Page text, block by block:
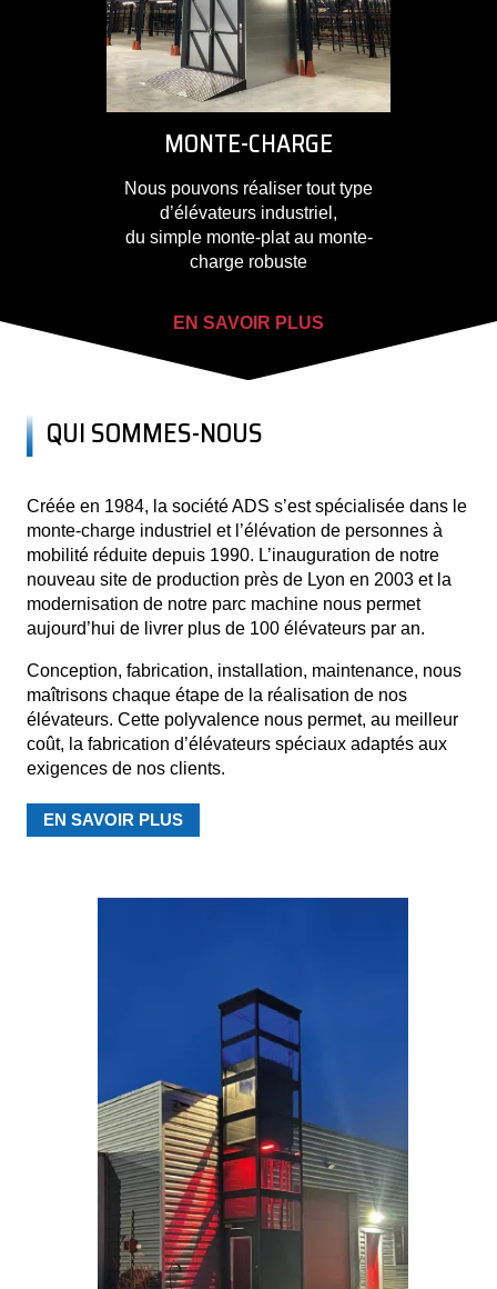
MONTE-CHARGE
Nous pouvons réaliser tout type
d’élévateurs industriel,
du simple monte-plat au monte-
charge robuste
EN SAVOIR PLUS
QUI SOMMES-NOUS
Créée en 1984, la société ADS s’est spécialisée dans le
monte-charge industriel et l’élévation de personnes à
mobilité réduite depuis 1990. L’inauguration de notre
nouveau site de production près de Lyon en 2003 et la
modernisation de notre parc machine nous permet
aujourd’hui de livrer plus de 100 élévateurs par an.
Conception, fabrication, installation, maintenance, nous
maîtrisons chaque étape de la réalisation de nos
élévateurs. Cette polyvalence nous permet, au meilleur
coût, la fabrication d’élévateurs spéciaux adaptés aux
exigences de nos clients.
EN SAVOIR PLUS